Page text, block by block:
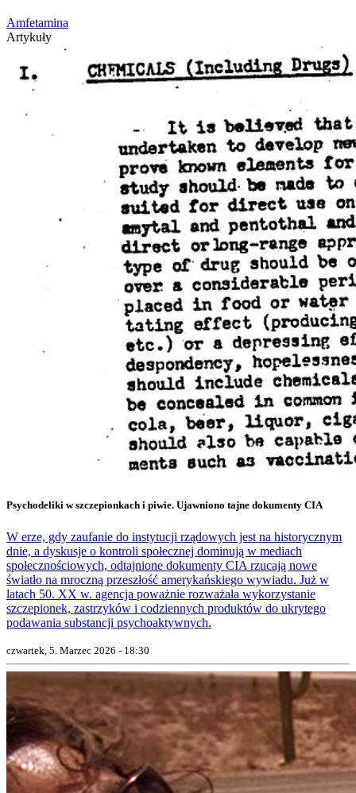
Amfetamina
Artykuły
Psychodeliki w szczepionkach i piwie. Ujawniono tajne dokumenty CIA
W erze, gdy zaufanie do instytucji rządowych jest na historycznym
dnie, a dyskusje o kontroli społecznej dominują w mediach
społecznościowych, odtajnione dokumenty CIA rzucają nowe
światło na mroczną przeszłość amerykańskiego wywiadu. Już w
latach 50. XX w. agencja poważnie rozważała wykorzystanie
szczepionek, zastrzyków i codziennych produktów do ukrytego
podawania substancji psychoaktywnych.
czwartek, 5. Marzec 2026 - 18:30